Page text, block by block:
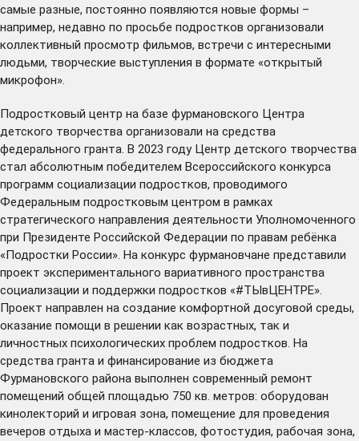
самые разные, постоянно появляются новые формы –
например, недавно по просьбе подростков организовали
коллективный просмотр фильмов, встречи с интересными
людьми, творческие выступления в формате «открытый
микрофон».
Подростковый центр на базе фурмановского Центра
детского творчества организовали на средства
федерального гранта. В 2023 году Центр детского творчества
стал абсолютным победителем Всероссийского конкурса
программ социализации подростков, проводимого
Федеральным подростковым центром в рамках
стратегического направления деятельности Уполномоченного
при Президенте Российской Федерации по правам ребёнка
«Подростки России». На конкурс фурмановчане представили
проект экспериментального вариативного пространства
социализации и поддержки подростков «#ТЫвЦЕНТРЕ».
Проект направлен на создание комфортной досуговой среды,
оказание помощи в решении как возрастных, так и
личностных психологических проблем подростков. На
средства гранта и финансирование из бюджета
Фурмановского района выполнен современный ремонт
помещений общей площадью 750 кв. метров: оборудован
кинолекторий и игровая зона, помещение для проведения
вечеров отдыха и мастер-классов, фотостудия, рабочая зона,